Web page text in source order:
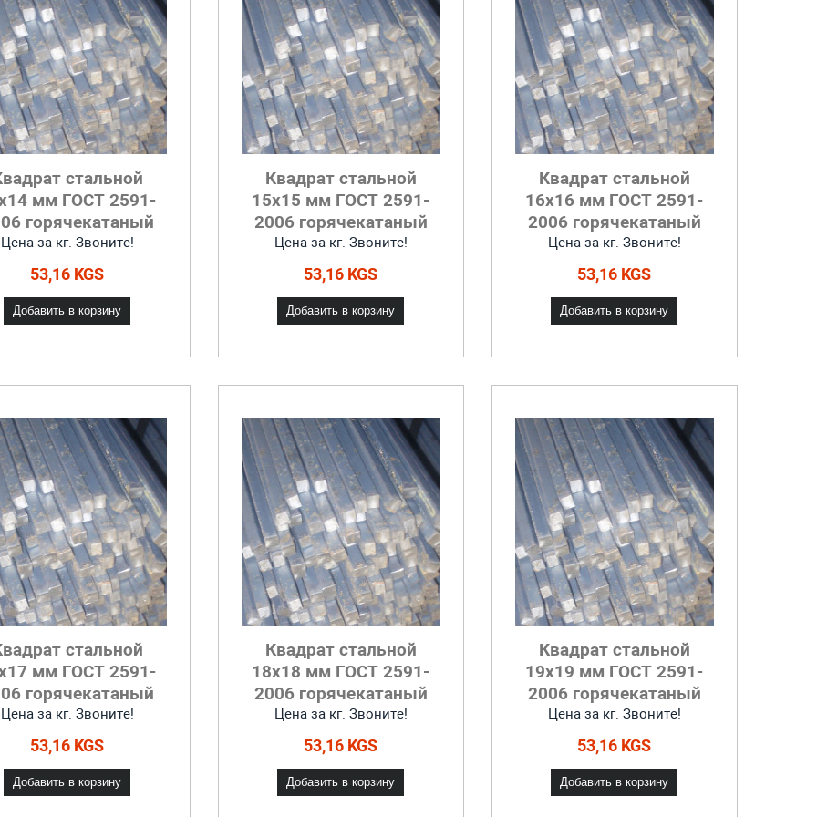
стальной
мм ГОСТ 2591-
горячекатаный
Цена за кг. Звоните!
53,16 KGS
Добавить в корзину
Квадрат стальной
15x15 мм ГОСТ 2591-
2006 горячекатаный
Цена за кг. Звоните!
53,16 KGS
Добавить в корзину
Квадрат стальной
16x16 мм ГОСТ 2591-
2006 горячекатаный
Цена за кг. Звоните!
53,16 KGS
Добавить в корзину
стальной
мм ГОСТ 2591-
горячекатаный
Цена за кг. Звоните!
53,16 KGS
Добавить в корзину
Квадрат стальной
18x18 мм ГОСТ 2591-
2006 горячекатаный
Цена за кг. Звоните!
53,16 KGS
Добавить в корзину
Квадрат стальной
19x19 мм ГОСТ 2591-
2006 горячекатаный
Цена за кг. Звоните!
53,16 KGS
Добавить в корзину